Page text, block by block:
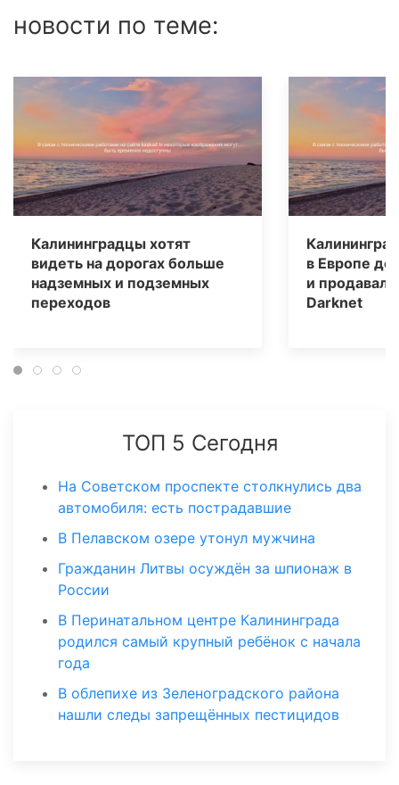
новости по теме:
Калининградцы хотят
видеть на дорогах больше
надземных и подземных
переходов
в Европе
и
Darknet
ТОП 5 Сегодня
На Советском проспекте столкнулись два
автомобиля: есть пострадавшие
В Пелавском озере утонул мужчина
Гражданин Литвы осуждён за шпионаж в
России
В Перинатальном центре Калининграда
родился самый крупный ребёнок с начала
года
В облепихе из Зеленоградского района
нашли следы запрещённых пестицидов